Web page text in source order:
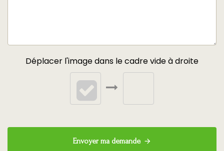
Déplacer l'image dans le cadre vide à droite
Envoyer ma demande